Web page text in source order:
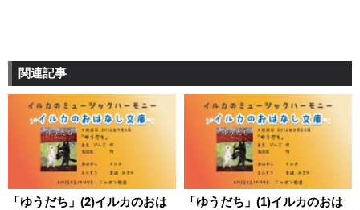
関連記事
「ゆうだち」(2)イルカのおは
「ゆうだち」(1)イルカのおは